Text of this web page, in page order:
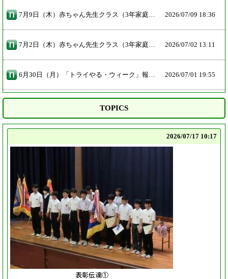
2026/07/09 18:36
2026/07/02 13:11
2026/07/01 19:55
TOPICS
2026/07/17 10:17
表彰伝達①